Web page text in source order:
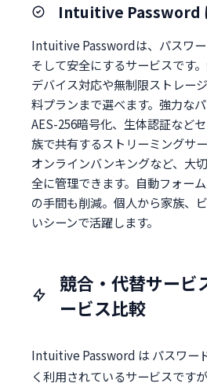
Intuitive Password
Intuitive Passwordは、パスワー
そして安全にするサービスです
デバイス対応や無制限ストレー
料プランまで選べます。強力な
AES-256暗号化、生体認証など
族で共有するストリーミングサ
オンラインバンキングなど、大
全に管理できます。自動フォー
の手間も削減。個人から家族、
いシーンで活躍します。
競合・代替サービ
ービス比較
Intuitive Password は パスワー
く利用されているサービスです